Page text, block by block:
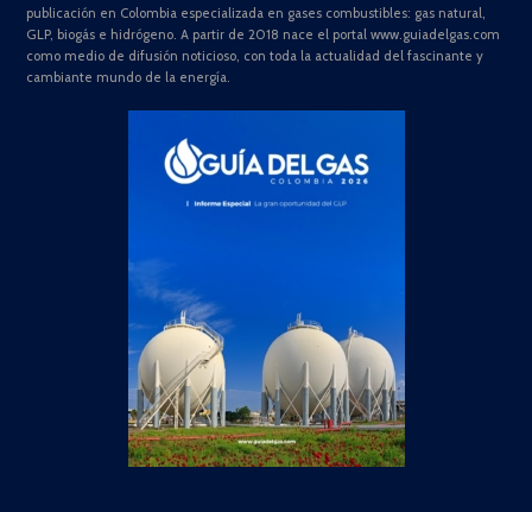
publicación en Colombia especializada en gases combustibles: gas natural,
GLP, biogás e hidrógeno. A partir de 2018 nace el portal www.guiadelgas.com
como medio de difusión noticioso, con toda la actualidad del fascinante y
cambiante mundo de la energía.